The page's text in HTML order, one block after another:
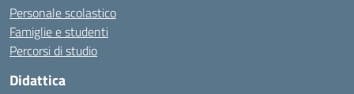
Personale scolastico
Famiglie e studenti
Percorsi di studio
Didattica